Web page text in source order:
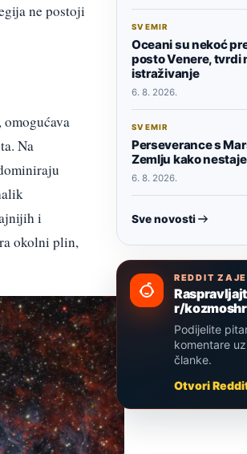
ne postoji
Na
i
okolni plin,
SVEMIR
Oceani su nekoć
posto Venere, tvrdi
istraživanje
6. 8. 2026.
SVEMIR
Perseverance s
Zemlju kako
6. 8. 2026.
Sve novosti
REDDIT
r/kozmoshr
Podijelite
komentare
članke.
Otvori